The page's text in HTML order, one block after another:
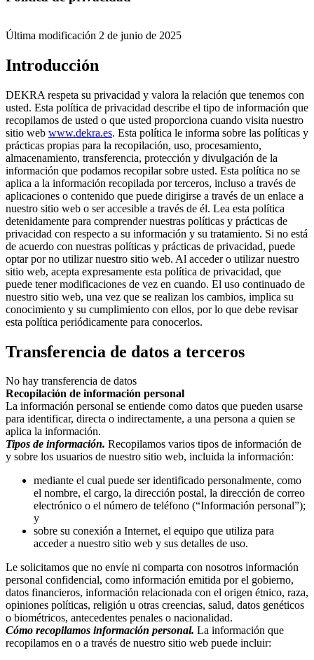
Última modificación 2 de junio de 2025
Introducción
DEKRA respeta su privacidad y valora la relación que tenemos con
usted. Esta política de privacidad describe el tipo de información que
recopilamos de usted o que usted proporciona cuando visita nuestro
sitio web www.dekra.es. Esta política le informa sobre las políticas y
prácticas propias para la recopilación, uso, procesamiento,
almacenamiento, transferencia, protección y divulgación de la
información que podamos recopilar sobre usted. Esta política no se
aplica a la información recopilada por terceros, incluso a través de
aplicaciones o contenido que puede dirigirse a través de un enlace a
nuestro sitio web o ser accesible a través de él. Lea esta política
detenidamente para comprender nuestras políticas y prácticas de
privacidad con respecto a su información y su tratamiento. Si no está
de acuerdo con nuestras políticas y prácticas de privacidad, puede
optar por no utilizar nuestro sitio web. Al acceder o utilizar nuestro
sitio web, acepta expresamente esta política de privacidad, que
puede tener modificaciones de vez en cuando. El uso continuado de
nuestro sitio web, una vez que se realizan los cambios, implica su
conocimiento y su cumplimiento con ellos, por lo que debe revisar
esta política periódicamente para conocerlos.
Transferencia de datos a terceros
No hay transferencia de datos
Recopilación de información personal
La información personal se entiende como datos que pueden usarse
para identificar, directa o indirectamente, a una persona a quien se
aplica la información.
Tipos de información. Recopilamos varios tipos de información de
y sobre los usuarios de nuestro sitio web, incluida la información:
mediante el cual puede ser identificado personalmente, como
el nombre, el cargo, la dirección postal, la dirección de correo
electrónico o el número de teléfono (“Información personal”);
y
sobre su conexión a Internet, el equipo que utiliza para
acceder a nuestro sitio web y sus detalles de uso.
Le solicitamos que no envíe ni comparta con nosotros información
personal confidencial, como información emitida por el gobierno,
datos financieros, información relacionada con el origen étnico, raza,
opiniones políticas, religión u otras creencias, salud, datos genéticos
o biométricos, antecedentes penales o nacionalidad.
Cómo recopilamos información personal. La información que
recopilamos en o a través de nuestro sitio web puede incluir: